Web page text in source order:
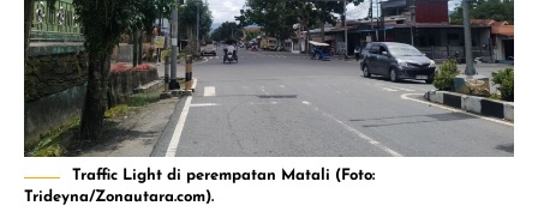
Traffic Light di perempatan Matali (Foto:
Trideyna/Zonautara.com).